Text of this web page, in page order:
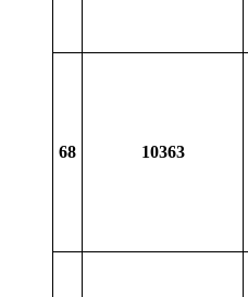
68 10363